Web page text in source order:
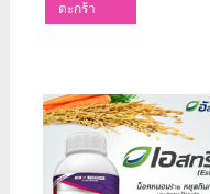
ตะกร้า